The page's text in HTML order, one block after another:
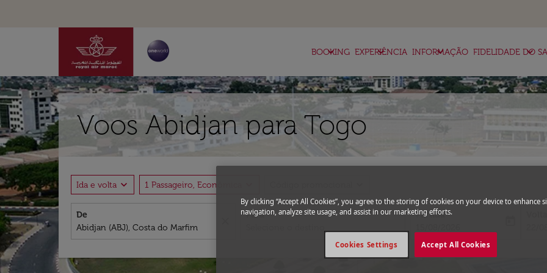
BOOKING
keyboard_arrow_down EXPERIÊNCIA
keyboard_arrow_down INFORMAÇÃO
keyboard_arrow_down FIDELIDADE DO
keyboard_arrow_down
Voos Abidjan para Togo
Ida e volta expand_more 1 Passageiro, Econômica
De Para
Partida
fc-
By clicking “Accept All Cookies”, you agree to the storing of cookies on your device to enhance
navigation, analyze site usage, and assist in our marketing efforts.
Accept All Cookies
Cookies Settings